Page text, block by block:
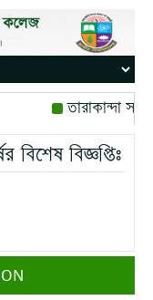
তারাকান্দা
রোজ বৃহস্পতিবার।
মোবাইল নম্বর:
বিজ্ঞপ্তিঃ